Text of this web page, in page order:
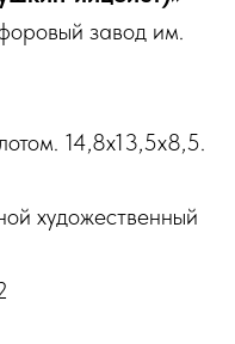
завод им.
14,8х13,5х8,5.
художественный